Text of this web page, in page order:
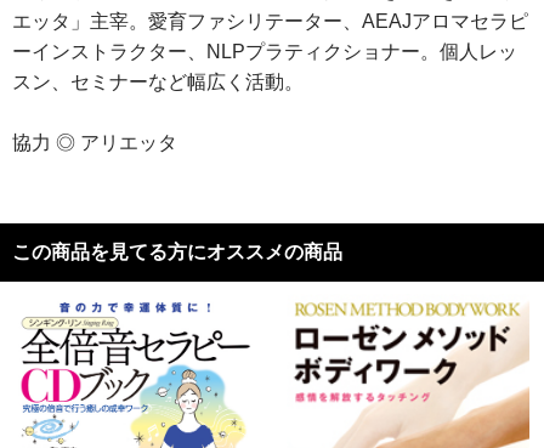
エッタ」主宰。愛育ファシリテーター、AEAJアロマセラピ
ーインストラクター、NLPプラティクショナー。個人レッ
スン、セミナーなど幅広く活動。
協力 ◎ アリエッタ
この商品を見てる方にオススメの商品